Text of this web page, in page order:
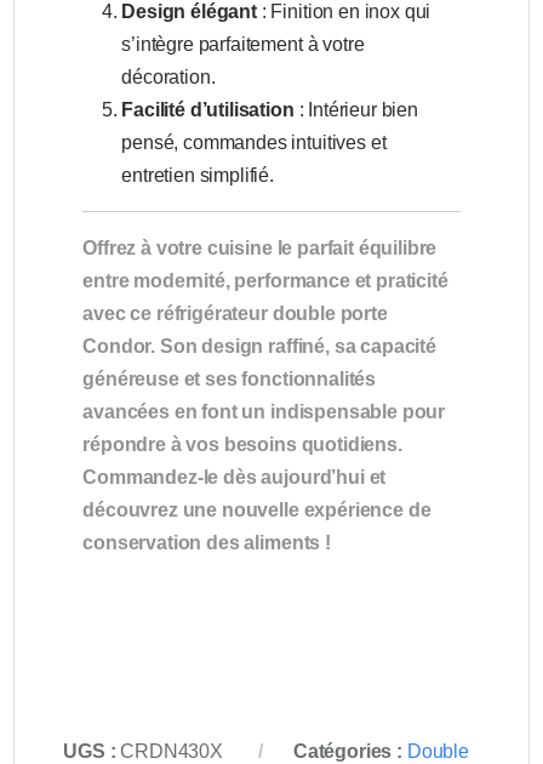
Design élégant: Finition en inox qui
s’intègre parfaitement à votre
décoration.
Facilité d’utilisation : Intérieur bien
pensé, commandes intuitives et
entretien simplifié.
Offrez à votre cuisine le parfait équilibre
entre modernité, performance et praticité
avec ce réfrigérateur double porte
Condor. Son design raffiné, sa capacité
généreuse et ses fonctionnalités
avancées en font un indispensable pour
répondre à vos besoins quotidiens.
Commandez-le dès aujourd’hui et
découvrez une nouvelle expérience de
conservation des aliments !
UGS :CRDN430X Catégories : Double